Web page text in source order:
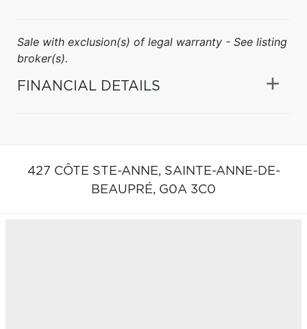
Sale with exclusion(s) of legal warranty - See listing
broker(s).
FINANCIAL DETAILS
427 CÔTE STE-ANNE, SAINTE-ANNE-DE-
BEAUPRÉ, G0A 3C0